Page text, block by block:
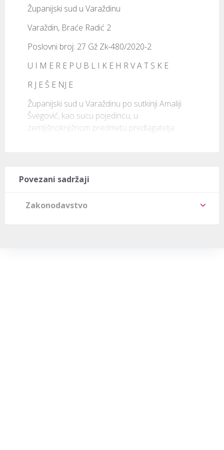
Županijski sud u Varaždinu
Varaždin, Braće Radić 2
Poslovni broj: 27 Gž Zk-480/2020-2
U I M E R E P U B L I K E H R V A T S K E
R J E Š E NJ E
Županijski sud u Varaždinu po sutkinji Amaliji
Švegović, kao sucu pojedincu, u
zemljišnoknjižnom predmetu predlagatelja
Povezani sadržaji
Zakonodavstvo